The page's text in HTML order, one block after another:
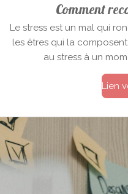
Comment
Le stress est un mal qui
les êtres qui la
au stress à un
Lien